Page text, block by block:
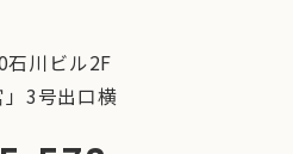
川ビル2F
3号出口横